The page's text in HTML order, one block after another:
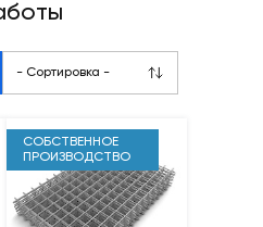
- Сортировка -
СОБСТВЕННОЕ
ПРОИЗВОДСТВО